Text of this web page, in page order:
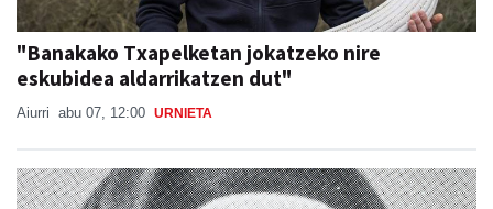
"Banakako Txapelketan jokatzeko nire
eskubidea aldarrikatzen dut"
Aiurri abu 07, 12:00 URNIETA